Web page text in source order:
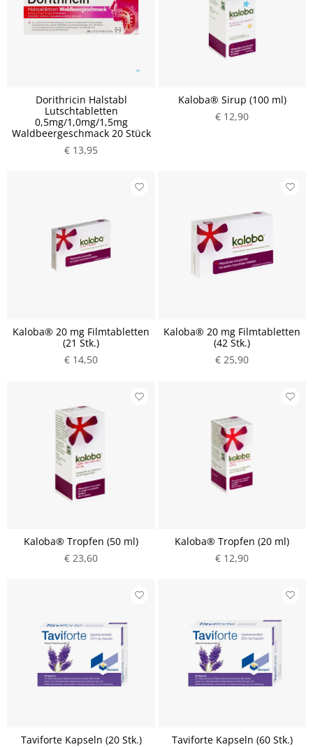
Dorithricin Halstabl
Lutschtabletten
0,5mg/1,0mg/1,5mg
Waldbeergeschmack 20 Stück
€ 13,95
Kaloba® Sirup (100 ml)
€ 12,90
Kaloba® 20 mg Filmtabletten
(21 Stk.)
€ 14,50
Kaloba® 20 mg Filmtabletten
(42 Stk.)
€ 25,90
Kaloba® Tropfen (50 ml)
€ 23,60
Kaloba® Tropfen (20 ml)
€ 12,90
Taviforte Kapseln (20 Stk.)
Taviforte Kapseln (60 Stk.)